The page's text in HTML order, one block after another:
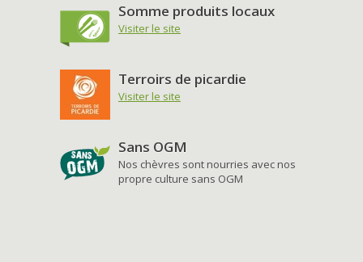
Somme produits locaux
Visiter le site
Terroirs de picardie
Visiter le site
Sans OGM
Nos chèvres sont nourries avec nos
propre culture sans OGM